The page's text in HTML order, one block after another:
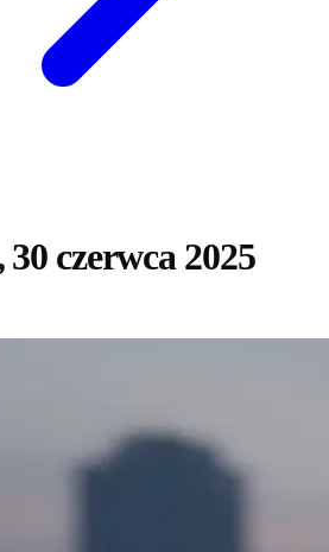
30 czerwca 2025